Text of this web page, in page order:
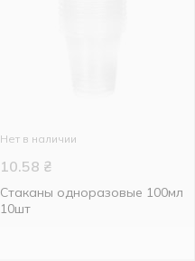
Нет в наличии
10.58 ₴
Стаканы одноразовые 100мл
10шт